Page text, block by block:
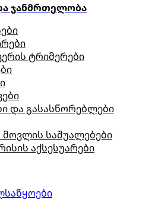
ჯანმრთელობა
ტრიმერები
და გასასწორებლები
საშუალებები
აქსესუარები